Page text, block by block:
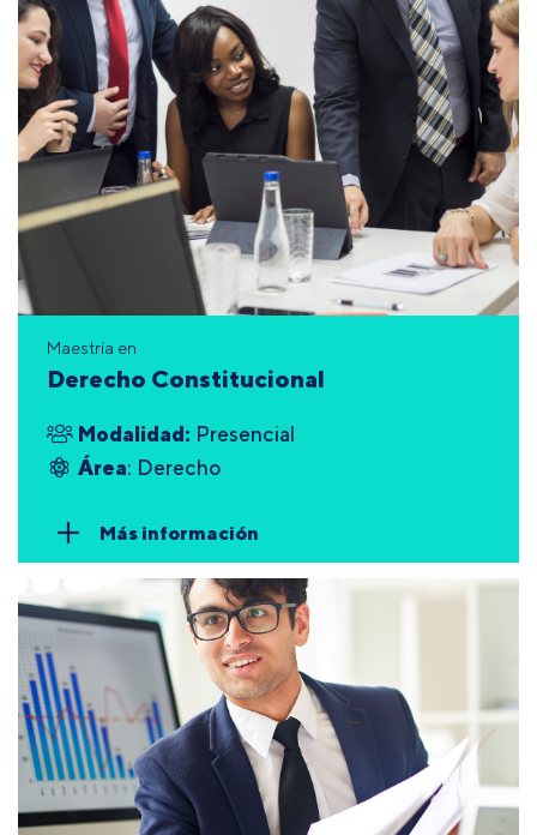
Maestría en
Derecho Constitucional
Modalidad: Presencial
Área: Derecho
Más información